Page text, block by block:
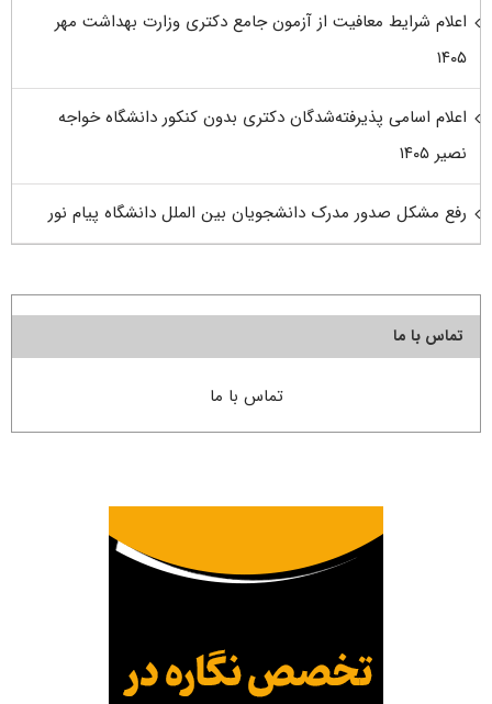
اعلام شرایط معافیت از آزمون جامع دکتری وزارت بهداشت مهر
۱۴۰۵
اعلام اسامی پذیرفته‌شدگان دکتری بدون کنکور دانشگاه خواجه
نصیر ۱۴۰۵
رفع مشکل صدور مدرک دانشجویان بین الملل دانشگاه پیام نور
تماس با ما
تماس با ما